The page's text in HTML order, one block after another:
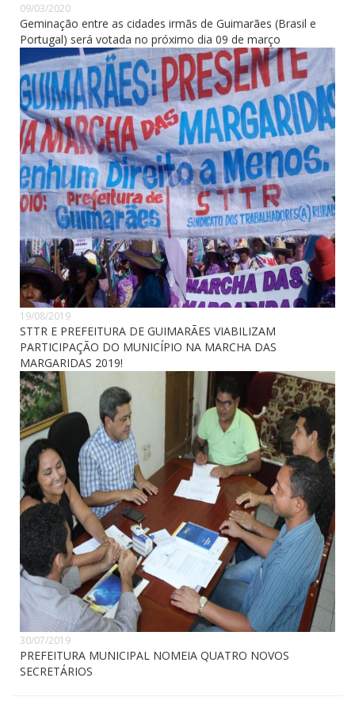
09/03/2020
Geminação entre as cidades irmãs de Guimarães (Brasil e
Portugal) será votada no próximo dia 09 de março
19/08/2019
STTR E PREFEITURA DE GUIMARÃES VIABILIZAM
PARTICIPAÇÃO DO MUNICÍPIO NA MARCHA DAS
MARGARIDAS 2019!
30/07/2019
PREFEITURA MUNICIPAL NOMEIA QUATRO NOVOS
SECRETÁRIOS